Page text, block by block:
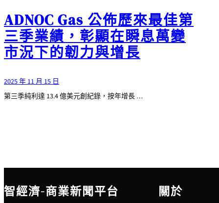
ADNOC Gas 公佈歷來最佳第
三季業績，彰顯在瞬息萬變
市況下的韌力與增長
2025 年 11 月 15 日
第三季純利達 13.4 億美元創紀錄，按年增長 …
智經濟-商業新聞平台 關於